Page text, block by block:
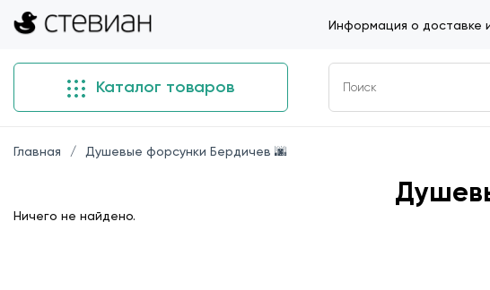
Информация о доставке
Каталог товаров
Главная Душевые форсунки Бердичев 🌆
Ничего не найдено.